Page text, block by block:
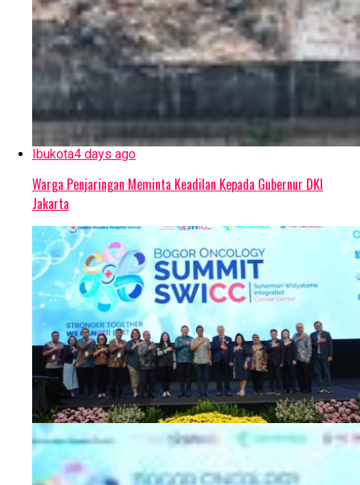
Ibukota4 days ago
Warga Penjaringan Meminta Keadilan Kepada Gubernur DKI
Jakarta